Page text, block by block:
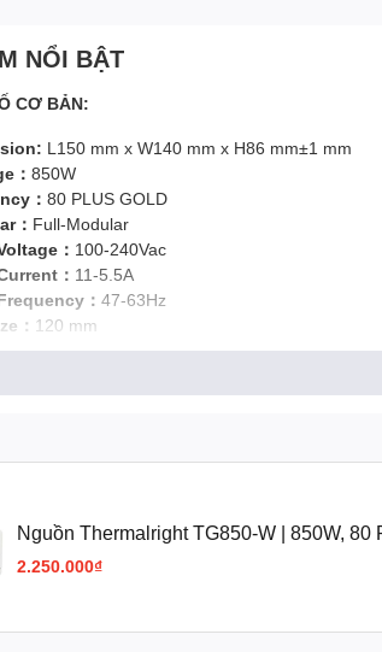
NỔI BẬT
CƠ BẢN:
L150 mm x W140 mm x H86 mm±1 mm
： 850W
： 80 PLUS GOLD
： Full-Modular
： 100-240Vac
： 11-5.5A
： 47-63Hz
： 120 mm
Temperature：0-40°C
：OPP/OVP/OTP/OCP/SCP/UVP
Nguồn Thermalright TG850-W | 850W, 80
PCIe 5.0
2.250.000₫